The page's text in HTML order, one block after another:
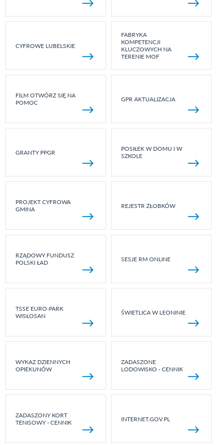
CYFROWE LUBELSKIE
FABRYKA
KOMPETENCJI
KLUCZOWYCH NA
TERENIE MOF
FILM OTWÓRZ SIĘ NA
POMOC
GPR AKTUALIZACJA
GRANTY PPGR
POSIŁEK W DOMU I W
SZKOLE
PROJEKT CYFROWA
GMINA
REJESTR ŻŁOBKÓW
RZĄDOWY FUNDUSZ
POLSKI ŁAD
SESJE RM ONLINE
TSSE EURO-PARK
WISŁOSAN
ŚWIETLICA W LEONINIE
WYKAZ DZIENNYCH
OPIEKUNÓW
ZADASZONE
LODOWISKO - CENNIK
ZADASZONY KORT
TENISOWY - CENNIK
INTERNET.GOV.PL